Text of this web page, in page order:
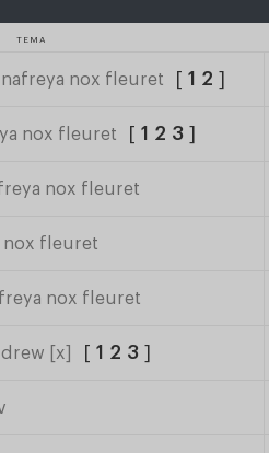
ТЕМА
nox fleuret [ 1 2 ]
nox fleuret [ 1 2 3 ]
nox fleuret
nox fleuret
nox fleuret
[x] [ 1 2 3 ]